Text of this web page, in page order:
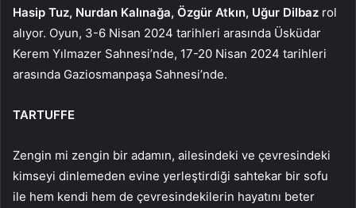
Hasip Tuz, Nurdan Kalınağa, Özgür Atkın, Uğur Dilbaz rol
alıyor. Oyun, 3-6 Nisan 2024 tarihleri arasında Üsküdar
Kerem Yılmazer Sahnesi’nde, 17-20 Nisan 2024 tarihleri
arasında Gaziosmanpaşa Sahnesi’nde.
TARTUFFE
Zengin mi zengin bir adamın, ailesindeki ve çevresindeki
kimseyi dinlemeden evine yerleştirdiği sahtekar bir sofu
ile hem kendi hem de çevresindekilerin hayatını beter